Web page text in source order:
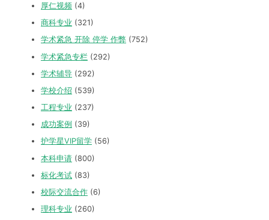
厚仁视频 (4)
商科专业 (321)
学术紧急 开除 停学 作弊 (752)
学术紧急专栏 (292)
学术辅导 (292)
学校介绍 (539)
工程专业 (237)
成功案例 (39)
护学星VIP留学 (56)
本科申请 (800)
标化考试 (83)
校际交流合作 (6)
理科专业 (260)